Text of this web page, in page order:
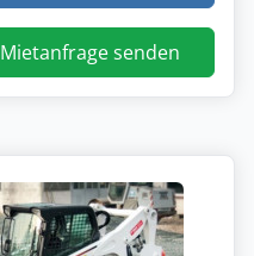
Mietanfrage senden